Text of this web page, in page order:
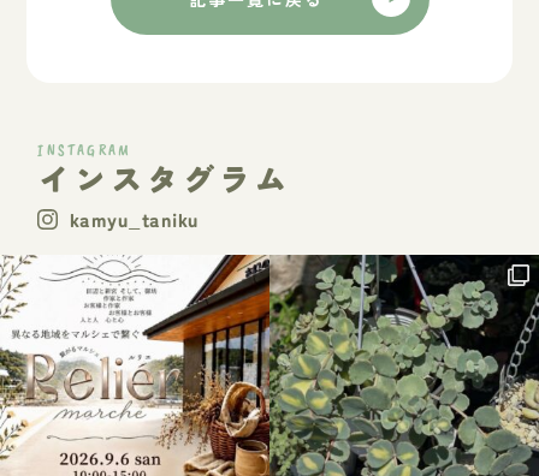
INSTAGRAM
インスタグラム
kamyu_taniku